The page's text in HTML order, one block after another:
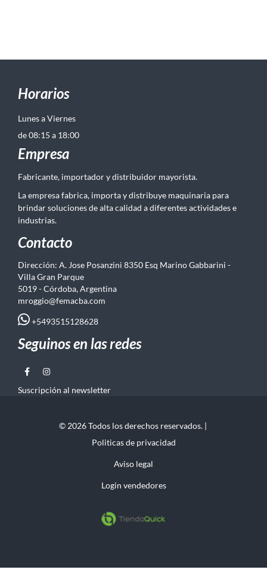
Horarios
Lunes a Viernes
de 08:15 a 18:00
Empresa
Fabricante, importador y distribuidor mayorista.
La empresa fabrica, importa y distribuye maquinaria para
brindar soluciones de alta calidad a diferentes actividades e
industrias.
Contacto
Dirección: A. Jose Posanzini 8350 Esq Marino Gabbarini -
Villa Gran Parque
5019 - Córdoba, Argentina
mroggio@femacba.com
+5493515128628
Seguinos en las redes
Suscripción al newsletter
© 2026 Todos los derechos reservados. |
Politicas de privacidad
Aviso legal
Login vendedores